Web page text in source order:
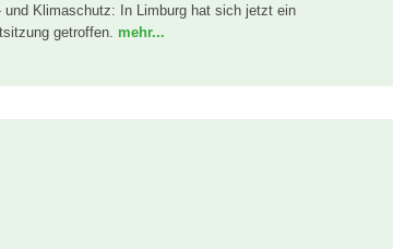
und Klimaschutz: In Limburg hat sich jetzt ein
getroffen. mehr...